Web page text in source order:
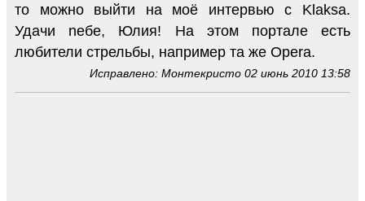
то можно выйти на моё интервью с Klaksa.
Удачи nебе, Юлия! На этом портале есть
любители стрельбы, например та же Opera.
Исправлено: Монтекристо 02 июнь 2010 13:58